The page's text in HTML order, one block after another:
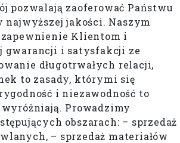
pozwalają zaoferować Państwu
najwyższej jakości. Naszym
Klientom i
gwarancji i satysfakcji ze
długotrwałych relacji,
to zasady, którymi się
i niezawodność to
Prowadzimy
obszarach: – sprzedaż
– sprzedaż materiałów